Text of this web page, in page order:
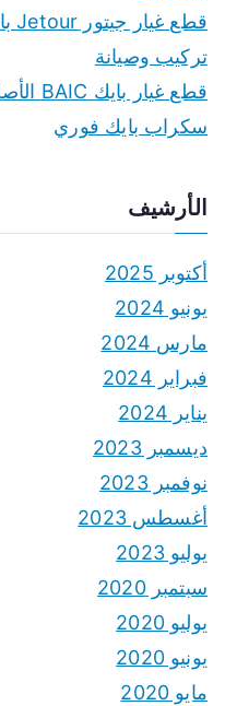
تركيب وصيانة
سكراب بايك فوري
الأرشيف
أكتوبر 2025
يونيو 2024
مارس 2024
فبراير 2024
يناير 2024
ديسمبر 2023
نوفمبر 2023
أغسطس 2023
يوليو 2023
سبتمبر 2020
يوليو 2020
يونيو 2020
مايو 2020